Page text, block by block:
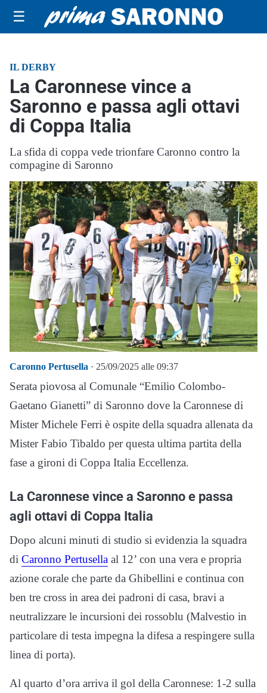
☰
IL DERBY
La Caronnese vince a
Saronno e passa agli ottavi
di Coppa Italia
La sfida di coppa vede trionfare Caronno contro la
compagine di Saronno
Caronno Pertusella · 25/09/2025 alle 09:37
Serata piovosa al Comunale “Emilio Colombo-
Gaetano Gianetti” di Saronno dove la Caronnese di
Mister Michele Ferri è ospite della squadra allenata da
Mister Fabio Tibaldo per questa ultima partita della
fase a gironi di Coppa Italia Eccellenza.
La Caronnese vince a Saronno e passa
agli ottavi di Coppa Italia
Dopo alcuni minuti di studio si evidenzia la squadra
di Caronno Pertusella al 12’ con una vera e propria
azione corale che parte da Ghibellini e continua con
ben tre cross in area dei padroni di casa, bravi a
neutralizzare le incursioni dei rossoblu (Malvestio in
particolare di testa impegna la difesa a respingere sulla
linea di porta).
Al quarto d’ora arriva il gol della Caronnese: 1-2 sulla